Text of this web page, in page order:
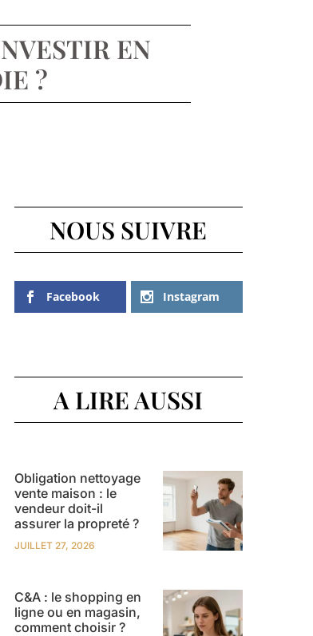
EN
?
NOUS SUIVRE
Facebook Instagram
A LIRE AUSSI
Obligation nettoyage
vente maison : le
vendeur doit-il
assurer la propreté ?
JUILLET 27, 2026
C&A : le shopping en
ligne ou en magasin,
comment choisir ?